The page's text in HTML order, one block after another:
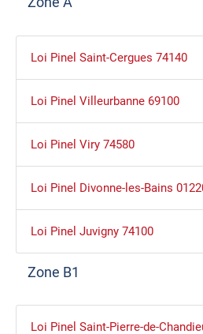
Loi Pinel Saint-Cergues 74140
Loi Pinel Villeurbanne 69100
Loi Pinel Viry 74580
Loi Pinel Divonne-les-Bains
Loi Pinel Juvigny 74100
Zone B1
Loi Pinel Saint-Pierre-de-